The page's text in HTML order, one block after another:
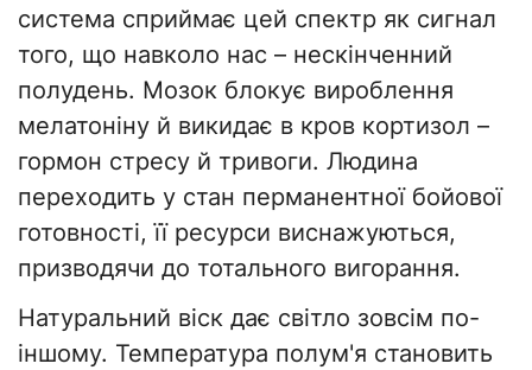
система сприймає цей спектр як сигнал
того, що навколо нас – нескінченний
полудень. Мозок блокує вироблення
мелатоніну й викидає в кров кортизол –
гормон стресу й тривоги. Людина
переходить у стан перманентної бойової
готовності, її ресурси виснажуються,
призводячи до тотального вигорання.
Натуральний віск дає світло зовсім по-
іншому. Температура полум'я становить